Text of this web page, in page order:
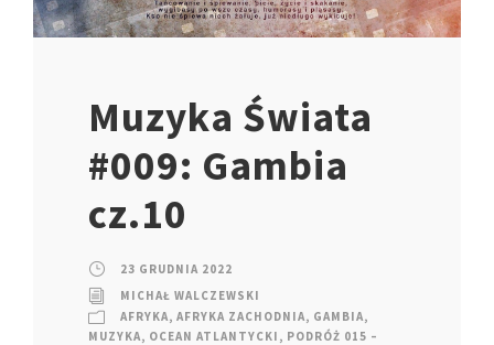
Muzyka Świata
#009: Gambia
cz.10
23 GRUDNIA 2022
MICHAŁ WALCZEWSKI
AFRYKA, AFRYKA ZACHODNIA, GAMBIA,
MUZYKA, OCEAN ATLANTYCKI , PODRÓŻ 015 –